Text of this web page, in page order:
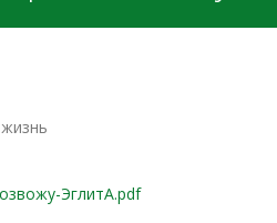
возвожу-
ЭглитА.pdf